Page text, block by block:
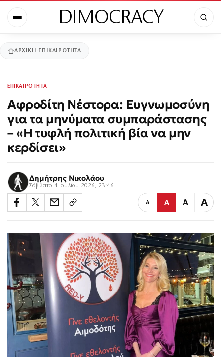
DIMOCRACY
ΑΡΧΙΚΉ ΕΠΙΚΑΙΡΟΤΗΤΑ
ΕΠΙΚΑΙΡΟΤΗΤΑ
Αφροδίτη Νέστορα: Ευγνωμοσύνη
για τα μηνύματα συμπαράστασης
– «Η τυφλή πολιτική βία να μην
κερδίσει»
Δημήτρης Νικολάου
Σάββατο 4 Ιουλίου 2026, 23:46
Α Α Α Α